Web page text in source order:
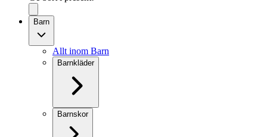
Barn
Allt inom Barn
Barnkläder
Barnskor